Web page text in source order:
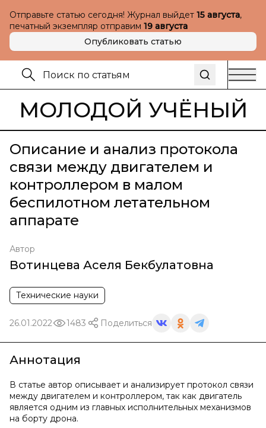
Отправьте статью сегодня! Журнал выйдет 15 августа,
печатный экземпляр отправим 19 августа
Опубликовать статью
МОЛОДОЙ УЧЁНЫЙ
Описание и анализ протокола
связи между двигателем и
контроллером в малом
беспилотном летательном
аппарате
Автор
Вотинцева Аселя Бекбулатовна
Технические науки
26.01.2022 1483 Поделиться
Аннотация
В статье автор описывает и анализирует протокол связи
между двигателем и контроллером, так как двигатель
является одним из главных исполнительных механизмов
на борту дрона.